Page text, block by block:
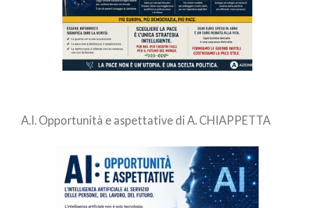
A.I. Opportunità e aspettative di A. CHIAPPETTA